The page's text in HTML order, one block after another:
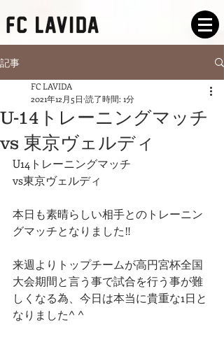
記事
U-14トレーニングマッチ
vs 東京ヴェルディ
FC LAVIDA
2021年12月5日 読了時間: 1分
U14トレーニングマッチ
vs東京ヴェルディ
本日も素晴らしい相手とのトレーニン
グマッチとなりました‼️
来週よりトップチームが高円宮杯全国
大会期間と言う事で試合を行う事が難
しくなる為、今日は本当に貴重な1日と
なりました^ ^